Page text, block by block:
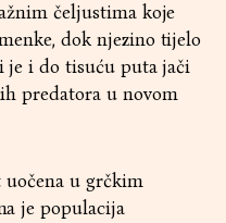
čeljustima koje
dok njezino tijelo
je i do tisuću puta jači
predatora u novom
uočena u grčkim
je populacija